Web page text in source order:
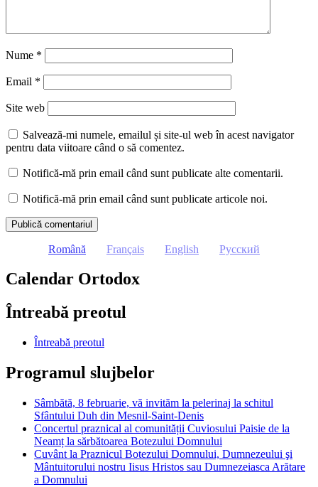
Nume *
Email *
Site web
Salvează-mi numele, emailul și site-ul web în acest navigator
pentru data viitoare când o să comentez.
Notifică-mă prin email când sunt publicate alte comentarii.
Notifică-mă prin email când sunt publicate articole noi.
Română Français English Русский
Calendar Ortodox
Întreabă preotul
Întreabă preotul
Programul slujbelor
Sâmbătă, 8 februarie, vă invităm la pelerinaj la schitul
Sfântului Duh din Mesnil-Saint-Denis
Concertul praznical al comunității Cuviosului Paisie de la
Neamț la sărbătoarea Botezului Domnului
Cuvânt la Praznicul Botezului Domnului, Dumnezeului şi
Mântuitorului nostru Iisus Hristos sau Dumnezeiasca Arătare
a Domnului